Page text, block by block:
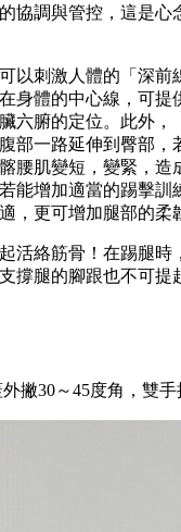
協調與管控，這是心
以刺激人體的「深前
身體的中心線，可提
六腑的定位。此外，
部一路延伸到臀部，
腰肌變短，變緊，造
能增加適當的踢擊訓
，更可增加腿部的柔
活絡筋骨！在踢腿時
撐腿的腳跟也不可提
撇30～45度角，雙手